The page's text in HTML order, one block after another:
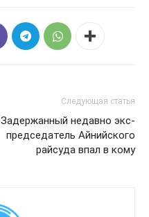
Следующая статья
Задержанный недавно экс-
председатель Айнийского
райсуда впал в кому